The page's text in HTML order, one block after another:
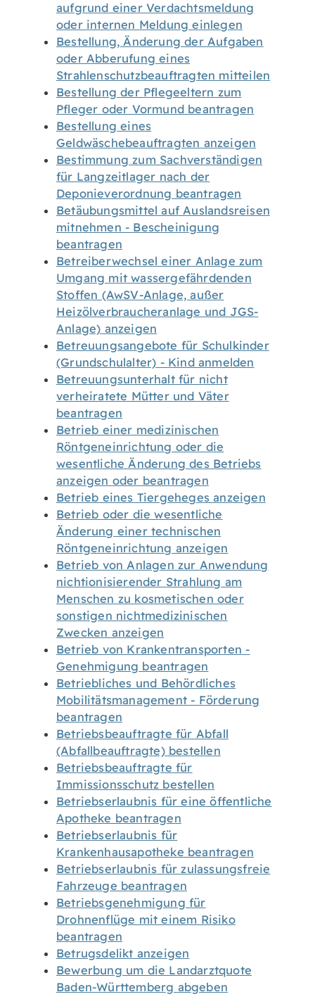
aufgrund einer Verdachtsmeldung
oder internen Meldung einlegen
Bestellung, Änderung der Aufgaben
oder Abberufung eines
Strahlenschutzbeauftragten mitteilen
Bestellung der Pflegeeltern zum
Pfleger oder Vormund beantragen
Bestellung eines
Geldwäschebeauftragten anzeigen
Bestimmung zum Sachverständigen
für Langzeitlager nach der
Deponieverordnung beantragen
Betäubungsmittel auf Auslandsreisen
mitnehmen - Bescheinigung
beantragen
Betreiberwechsel einer Anlage zum
Umgang mit wassergefährdenden
Stoffen (AwSV-Anlage, außer
Heizölverbraucheranlage und JGS-
Anlage) anzeigen
Betreuungsangebote für Schulkinder
(Grundschulalter) - Kind anmelden
Betreuungsunterhalt für nicht
verheiratete Mütter und Väter
beantragen
Betrieb einer medizinischen
Röntgeneinrichtung oder die
wesentliche Änderung des Betriebs
anzeigen oder beantragen
Betrieb eines Tiergeheges anzeigen
Betrieb oder die wesentliche
Änderung einer technischen
Röntgeneinrichtung anzeigen
Betrieb von Anlagen zur Anwendung
nichtionisierender Strahlung am
Menschen zu kosmetischen oder
sonstigen nichtmedizinischen
Zwecken anzeigen
Betrieb von Krankentransporten -
Genehmigung beantragen
Betriebliches und Behördliches
Mobilitätsmanagement - Förderung
beantragen
Betriebsbeauftragte für Abfall
(Abfallbeauftragte) bestellen
Betriebsbeauftragte für
Immissionsschutz bestellen
Betriebserlaubnis für eine öffentliche
Apotheke beantragen
Betriebserlaubnis für
Krankenhausapotheke beantragen
Betriebserlaubnis für zulassungsfreie
Fahrzeuge beantragen
Betriebsgenehmigung für
Drohnenflüge mit einem Risiko
beantragen
Betrugsdelikt anzeigen
Bewerbung um die Landarztquote
Baden-Württemberg abgeben